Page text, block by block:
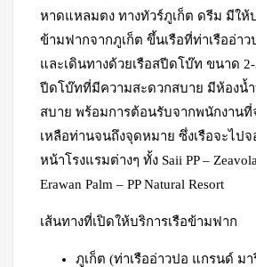
หาดแหลมตง ทางทัวร์ภูเก็ต ดรีม มีให้
ข้ามฟากจากภูเก็ต ขึ้นเรือที่ท่าเรืออ่า
และเดินทางด้วยเรือสปีดโบ๊ท ขนาด 2-
ปีดโบ๊ทที่มีความสะดวกสบาย มีห้องน้
สบาย พร้อมการต้อนรับจากพนักงานที่
เหลือท่านจนถึงจุดหมาย ซึ่งเรือจะไป
หน้าโรงแรมต่างๆ ทั้ง Saii PP –
Erawan Palm – PP Natural Resort
เส้นทางที่เปิดให้บริการเรือข้ามฟาก
ภูเก็ต (ท่าเรืออ่าวปอ แกรนด์ มา